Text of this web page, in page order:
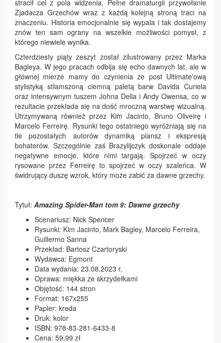
stracił cel z pola widzenia. Pełne dramaturgii przywołanie
Zjadacza Grzechów wraz z każdą kolejną stroną traci na
znaczeniu. Historia emocjonalnie się wypala i tak dostajemy
znów ten sam ograny na wszelkie możliwości pomysł, z
którego niewiele wynika.
Czterdziesty piąty zeszyt został zilustrowany przez Marka
Bagleya. W jego pracach odbija się echo dawnych lat, ale w
głównej mierze mamy do czynienia ze post Ultimate'ową
stylistyką stłamszoną ciemną paletą barw Davida Curiela
oraz intensywnym tuszem Johna Della i Andy Owensa, co w
rezultacie przekłada się na dość mroczną warstwę wizualną.
Utrzymywaną również przez Kim Jacinto, Bruno Oliveirę i
Marcelo Ferreirę. Rysunki tego ostatniego wyróżniają się na
tle pozostałych autorów dynamiką plansz i ekspresją
bohaterów. Szczególnie zaś Brazylijczyk doskonale oddaje
negatywne emocje, które nimi targają. Spojrzeć w oczy
rysowane przez Ferreirę to spojrzeć w oczy szaleńca. W
świdrujący duszę wzrok, który może zabić za dawne grzechy.
Tytuł: Amazing Spider-Man tom 9: Dawne grzechy
Scenariusz: Nick Spencer
Rysunki: Kim Jacinto, Mark Bagley, Marcelo Ferreira,
Guillermo Sanna
Przekład: Bartosz Czartoryski
Wydawca: Egmont
Data wydania: 23.08.2023 r.
Oprawa: miękka ze skrzydełkami
Objętość: 144 stron
Format: 167x255
Papier: kreda
Druk: kolor
ISBN: 978-83-281-6433-8
Cena: 59,99 zł